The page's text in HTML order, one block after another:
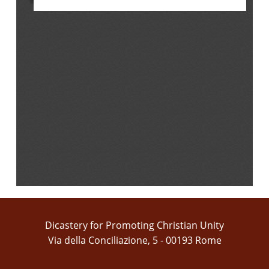
Dicastery for Promoting Christian Unity
Via della Conciliazione, 5 - 00193 Rome